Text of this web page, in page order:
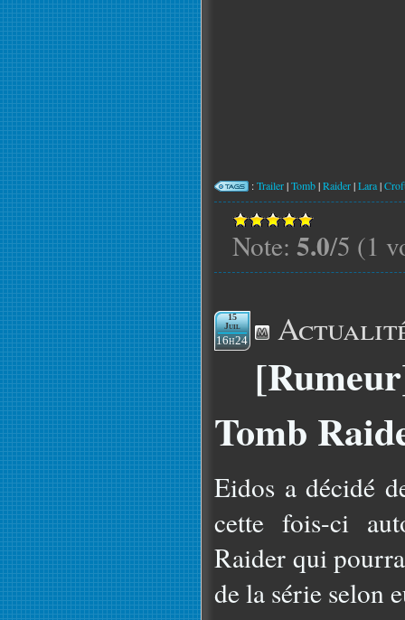
:Trailer|Tomb|Raider|Lara|
Note: 5.0/5 (1
15
Juil
16h24
Tomb
Eidos a décidé
cette fois-ci
Raider qui
de la série selon